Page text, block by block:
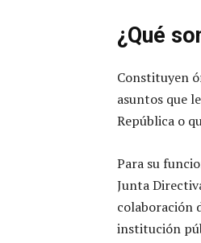
¿Qué
Constituyen
asuntos que
República o
Para su
Junta
colaboración
institución